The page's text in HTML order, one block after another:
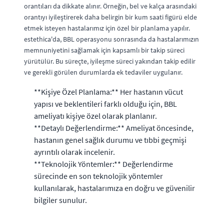
orantıları da dikkate alınır. Örneğin, bel ve kalça arasındaki
orantıyı iyileştirerek daha belirgin bir kum saati figürü elde
etmek isteyen hastalarımız için özel bir planlama yapılır.
estethica'da, BBL operasyonu sonrasında da hastalarımızın
memnuniyetini sağlamak için kapsamlı bir takip süreci
yürütülür. Bu süreçte, iyileşme süreci yakından takip edilir
ve gerekli görülen durumlarda ek tedaviler uygulanır.
**Kişiye Özel Planlama:** Her hastanın vücut
yapısı ve beklentileri farklı olduğu için, BBL
ameliyatı kişiye özel olarak planlanır.
**Detaylı Değerlendirme:** Ameliyat öncesinde,
hastanın genel sağlık durumu ve tıbbi geçmişi
ayrıntılı olarak incelenir.
**Teknolojik Yöntemler:** Değerlendirme
sürecinde en son teknolojik yöntemler
kullanılarak, hastalarımıza en doğru ve güvenilir
bilgiler sunulur.